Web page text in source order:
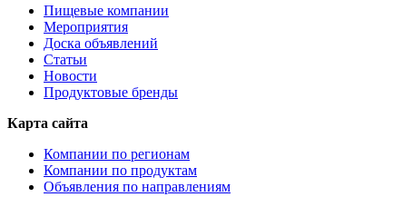
Пищевые компании
Мероприятия
Доска объявлений
Статьи
Новости
Продуктовые бренды
Карта сайта
Компании по регионам
Компании по продуктам
Объявления по направлениям